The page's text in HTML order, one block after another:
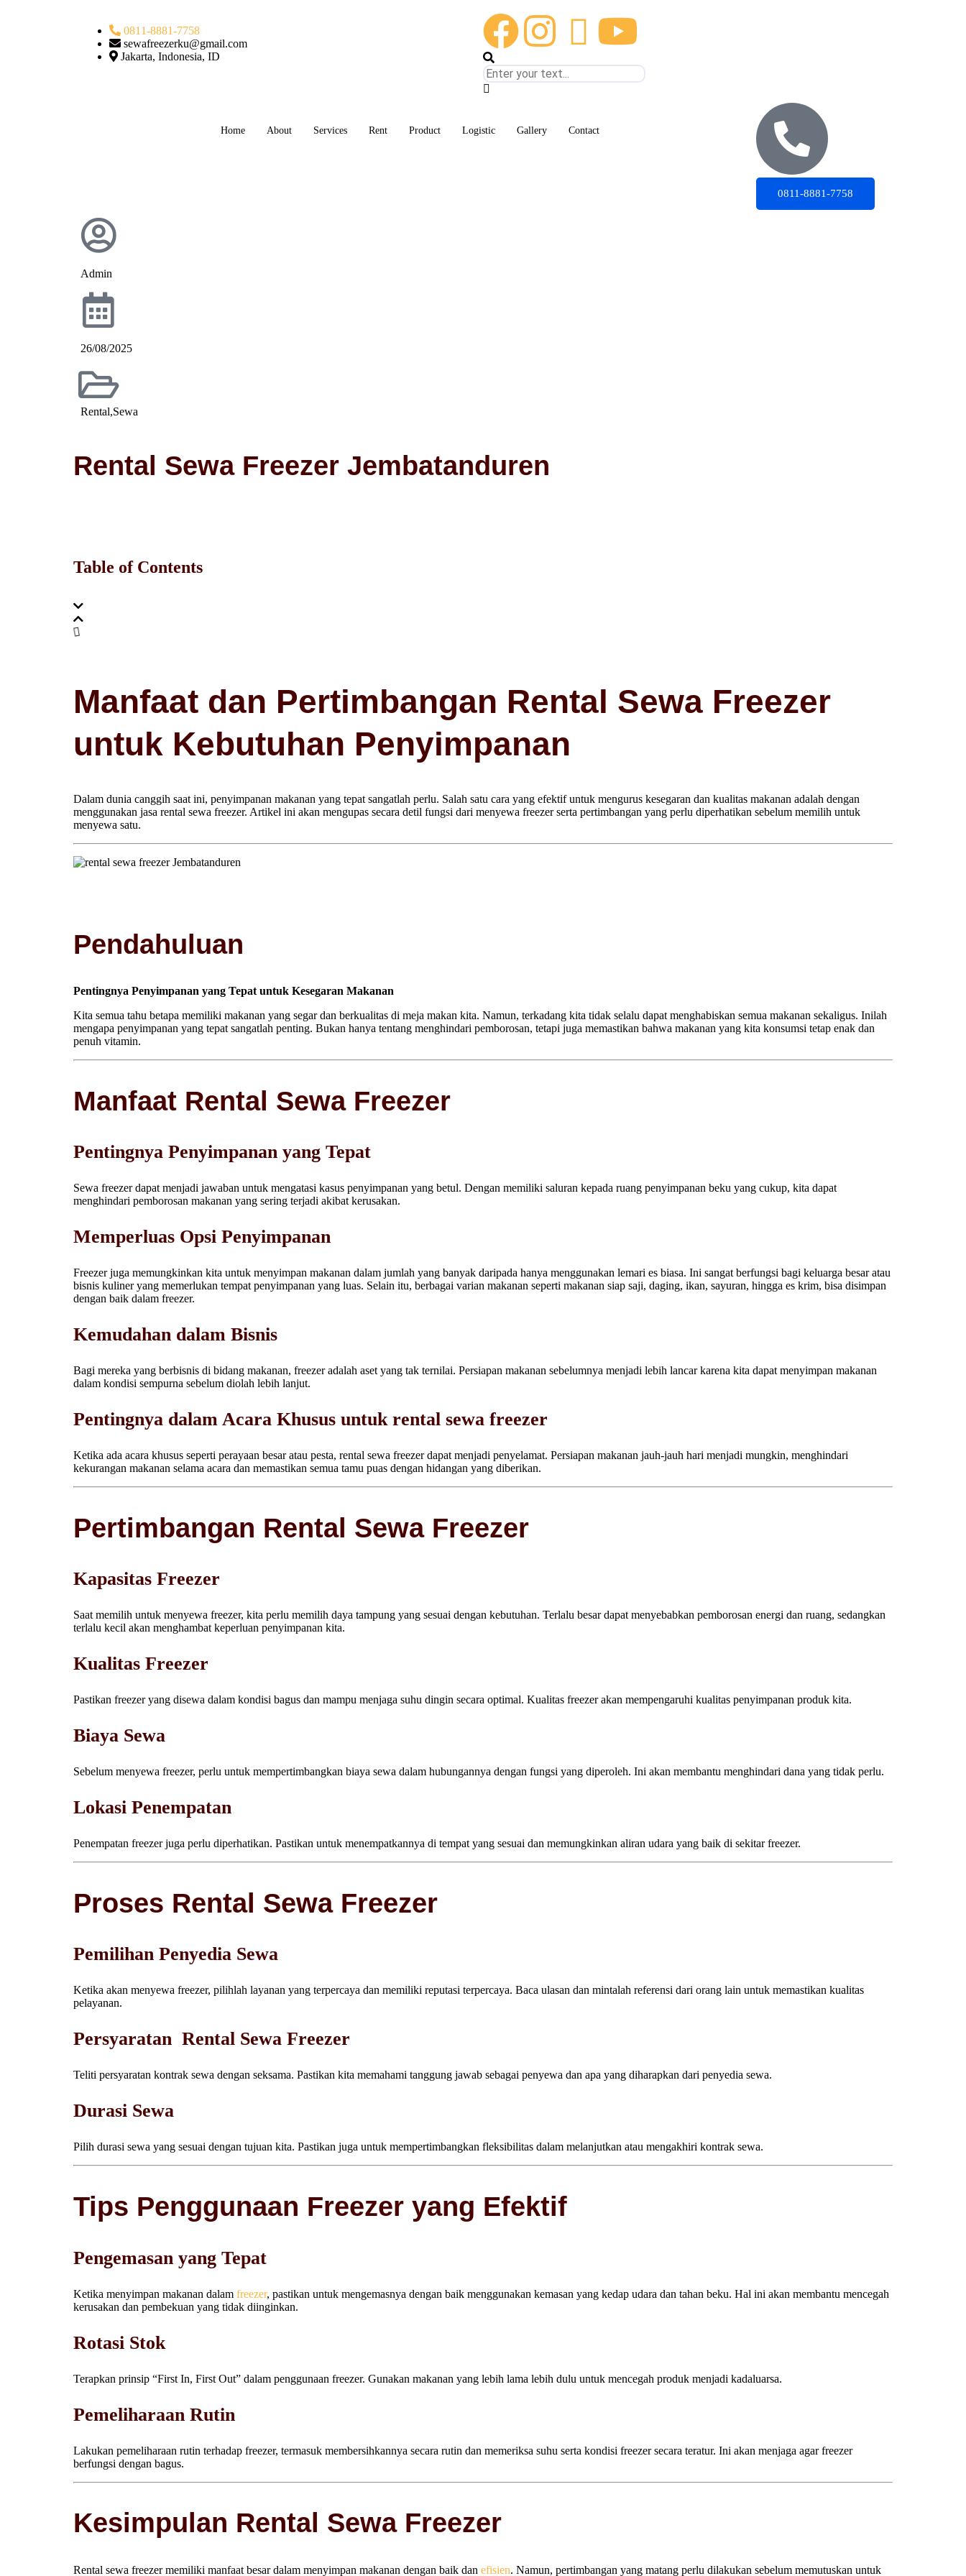
0811-8881-7758
sewafreezerku@gmail.com
Jakarta, Indonesia, ID
Home About Services Rent Product Logistic Gallery Contact
0811-8881-7758
Admin
26/08/2025
Rental,Sewa
Rental Sewa Freezer Jembatanduren
Table of Contents
Manfaat dan Pertimbangan Rental Sewa Freezer
untuk Kebutuhan Penyimpanan
Dalam dunia canggih saat ini, penyimpanan makanan yang tepat sangatlah perlu. Salah satu cara yang efektif untuk mengurus kesegaran dan kualitas makanan adalah dengan
menggunakan jasa rental sewa freezer. Artikel ini akan mengupas secara detil fungsi dari menyewa freezer serta pertimbangan yang perlu diperhatikan sebelum memilih untuk
menyewa satu.
Pendahuluan
Pentingnya Penyimpanan yang Tepat untuk Kesegaran Makanan
Kita semua tahu betapa memiliki makanan yang segar dan berkualitas di meja makan kita. Namun, terkadang kita tidak selalu dapat menghabiskan semua makanan sekaligus. Inilah
mengapa penyimpanan yang tepat sangatlah penting. Bukan hanya tentang menghindari pemborosan, tetapi juga memastikan bahwa makanan yang kita konsumsi tetap enak dan
penuh vitamin.
Manfaat Rental Sewa Freezer
Pentingnya Penyimpanan yang Tepat
Sewa freezer dapat menjadi jawaban untuk mengatasi kasus penyimpanan yang betul. Dengan memiliki saluran kepada ruang penyimpanan beku yang cukup, kita dapat
menghindari pemborosan makanan yang sering terjadi akibat kerusakan.
Memperluas Opsi Penyimpanan
Freezer juga memungkinkan kita untuk menyimpan makanan dalam jumlah yang banyak daripada hanya menggunakan lemari es biasa. Ini sangat berfungsi bagi keluarga besar atau
bisnis kuliner yang memerlukan tempat penyimpanan yang luas. Selain itu, berbagai varian makanan seperti makanan siap saji, daging, ikan, sayuran, hingga es krim, bisa disimpan
dengan baik dalam freezer.
Kemudahan dalam Bisnis
Bagi mereka yang berbisnis di bidang makanan, freezer adalah aset yang tak ternilai. Persiapan makanan sebelumnya menjadi lebih lancar karena kita dapat menyimpan makanan
dalam kondisi sempurna sebelum diolah lebih lanjut.
Pentingnya dalam Acara Khusus untuk rental sewa freezer
Ketika ada acara khusus seperti perayaan besar atau pesta, rental sewa freezer dapat menjadi penyelamat. Persiapan makanan jauh-jauh hari menjadi mungkin, menghindari
kekurangan makanan selama acara dan memastikan semua tamu puas dengan hidangan yang diberikan.
Pertimbangan Rental Sewa Freezer
Kapasitas Freezer
Saat memilih untuk menyewa freezer, kita perlu memilih daya tampung yang sesuai dengan kebutuhan. Terlalu besar dapat menyebabkan pemborosan energi dan ruang, sedangkan
terlalu kecil akan menghambat keperluan penyimpanan kita.
Kualitas Freezer
Pastikan freezer yang disewa dalam kondisi bagus dan mampu menjaga suhu dingin secara optimal. Kualitas freezer akan mempengaruhi kualitas penyimpanan produk kita.
Biaya Sewa
Sebelum menyewa freezer, perlu untuk mempertimbangkan biaya sewa dalam hubungannya dengan fungsi yang diperoleh. Ini akan membantu menghindari dana yang tidak perlu.
Lokasi Penempatan
Penempatan freezer juga perlu diperhatikan. Pastikan untuk menempatkannya di tempat yang sesuai dan memungkinkan aliran udara yang baik di sekitar freezer.
Proses Rental Sewa Freezer
Pemilihan Penyedia Sewa
Ketika akan menyewa freezer, pilihlah layanan yang terpercaya dan memiliki reputasi terpercaya. Baca ulasan dan mintalah referensi dari orang lain untuk memastikan kualitas
pelayanan.
Persyaratan Rental Sewa Freezer
Teliti persyaratan kontrak sewa dengan seksama. Pastikan kita memahami tanggung jawab sebagai penyewa dan apa yang diharapkan dari penyedia sewa.
Durasi Sewa
Pilih durasi sewa yang sesuai dengan tujuan kita. Pastikan juga untuk mempertimbangkan fleksibilitas dalam melanjutkan atau mengakhiri kontrak sewa.
Tips Penggunaan Freezer yang Efektif
Pengemasan yang Tepat
Ketika menyimpan makanan dalam freezer, pastikan untuk mengemasnya dengan baik menggunakan kemasan yang kedap udara dan tahan beku. Hal ini akan membantu mencegah
kerusakan dan pembekuan yang tidak diinginkan.
Rotasi Stok
Terapkan prinsip “First In, First Out” dalam penggunaan freezer. Gunakan makanan yang lebih lama lebih dulu untuk mencegah produk menjadi kadaluarsa.
Pemeliharaan Rutin
Lakukan pemeliharaan rutin terhadap freezer, termasuk membersihkannya secara rutin dan memeriksa suhu serta kondisi freezer secara teratur. Ini akan menjaga agar freezer
berfungsi dengan bagus.
Kesimpulan Rental Sewa Freezer
Rental sewa freezer memiliki manfaat besar dalam menyimpan makanan dengan baik dan efisien. Namun, pertimbangan yang matang perlu dilakukan sebelum memutuskan untuk